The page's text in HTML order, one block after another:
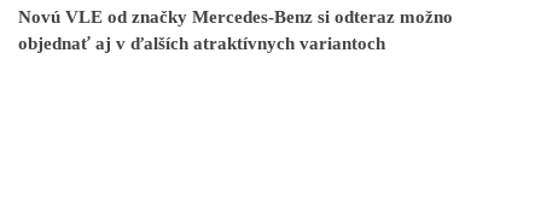
Novú VLE od značky Mercedes-Benz si odteraz možno
objednať aj v ďalších atraktívnych variantoch